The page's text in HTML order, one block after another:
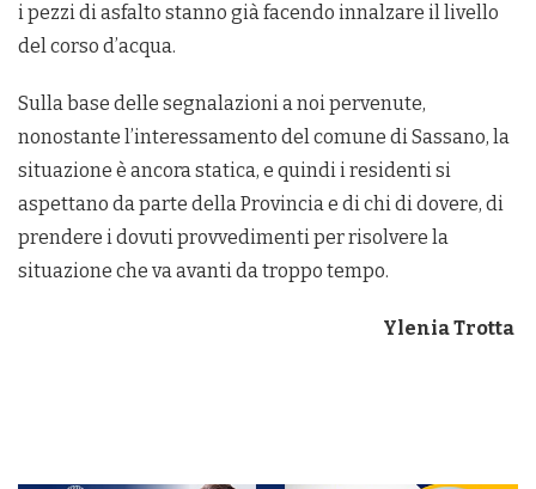
i pezzi di asfalto stanno già facendo innalzare il livello
del corso d’acqua.
Sulla base delle segnalazioni a noi pervenute,
nonostante l’interessamento del comune di Sassano, la
situazione è ancora statica, e quindi i residenti si
aspettano da parte della Provincia e di chi di dovere, di
prendere i dovuti provvedimenti per risolvere la
situazione che va avanti da troppo tempo.
Ylenia Trotta